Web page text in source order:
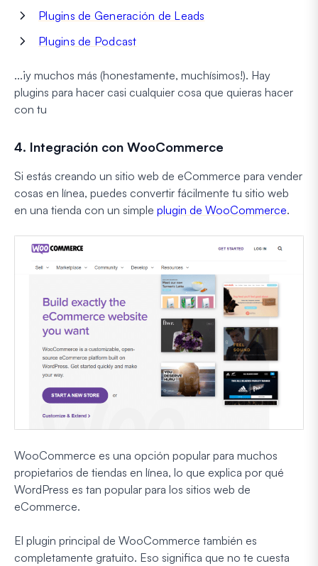
Plugins de Generación de Leads
Plugins de Podcast
...¡y muchos más (honestamente, muchísimos!). Hay
plugins para hacer casi cualquier cosa que quieras hacer
con tu
4. Integración con WooCommerce
Si estás creando un sitio web de eCommerce para vender
cosas en línea, puedes convertir fácilmente tu sitio web
en una tienda con un simple plugin de WooCommerce.
WooCommerce es una opción popular para muchos
propietarios de tiendas en línea, lo que explica por qué
WordPress es tan popular para los sitios web de
eCommerce.
El plugin principal de WooCommerce también es
completamente gratuito. Eso significa que no te cuesta